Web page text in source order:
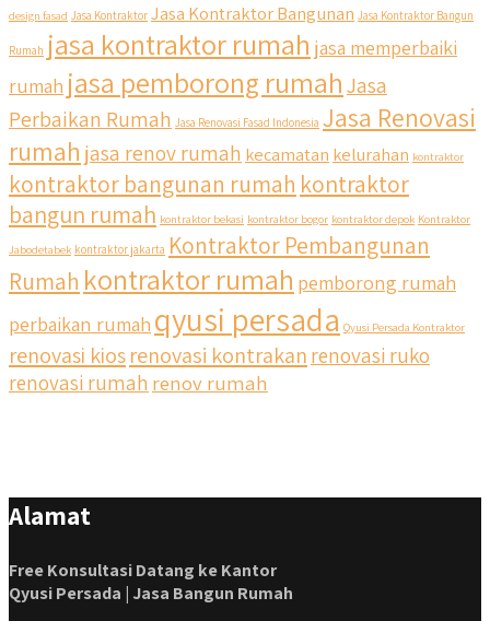
qyusipersada
@qyusipersada 3 years ago
Siapa yang udah masuk List untuk Bangun dan Renovasi
rumah Di @qyusipersada dengan sistem Cicilan ?? 🤗
Untuk informasi lebih lanjut terkait program cicilan ini temen
temen bisa langsung klik link di bio yaa
#jasabangunrumahjakarta #jasarenovasirumahjakarta
#kontraktorjakarta #kontraktorbangunan
#kontraktorbangunanrumah #kontraktorbangunanjakarta
#jasabangunrumahjabodetabek #qyusipersada
design fasad Jasa Kontraktor Jasa Kontraktor Bangunan Jasa Kontraktor Bangun
Rumah jasa kontraktor rumah jasa memperbaiki
rumah jasa pemborong rumahJasa
Perbaikan Rumah Jasa Renovasi Fasad Indonesia Jasa Renovasi
rumah jasa renov rumah kecamatan kelurahan kontraktor
kontraktor bangunan rumah kontraktor
bangun rumah kontraktor bekasi kontraktor bogor kontraktor depok Kontraktor
Jabodetabek kontraktor jakarta Kontraktor Pembangunan
Rumah kontraktor rumah pemborong rumah
perbaikan rumah qyusi persada Qyusi Persada Kontraktor
renovasi kiosrenovasi kontrakanrenovasi ruko
renovasi rumah renov rumah
Alamat
Free Konsultasi Datang ke Kantor
Qyusi Persada | Jasa Bangun Rumah